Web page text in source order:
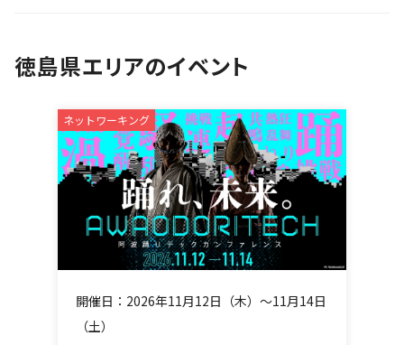
徳島県エリアのイベント
ネットワーキング
開催日：2026年11月12日（木）～11月14日
（土）